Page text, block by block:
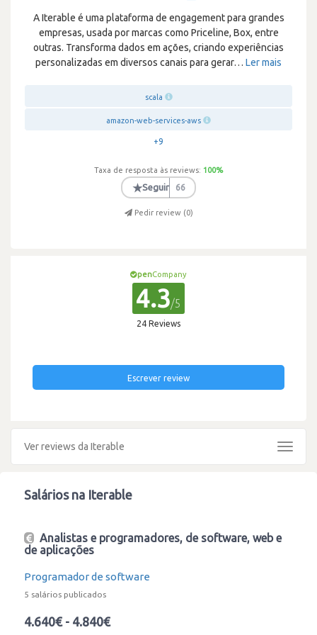
A Iterable é uma plataforma de engagement para grandes
empresas, usada por marcas como Priceline, Box, entre
outras. Transforma dados em ações, criando experiências
personalizadas em diversos canais para gerar… Ler mais
scala
amazon-web-services-aws
+9
Taxa de resposta às reviews: 100%
★Seguir 66
Pedir review (0)
penCompany
4.3/5
24 Reviews
Escrever review
Ver reviews da Iterable
Toggle
Salários na Iterable
Analistas e programadores, de software, web e
de aplicações
Programador de software
5 salários publicados
4.640€ - 4.840€